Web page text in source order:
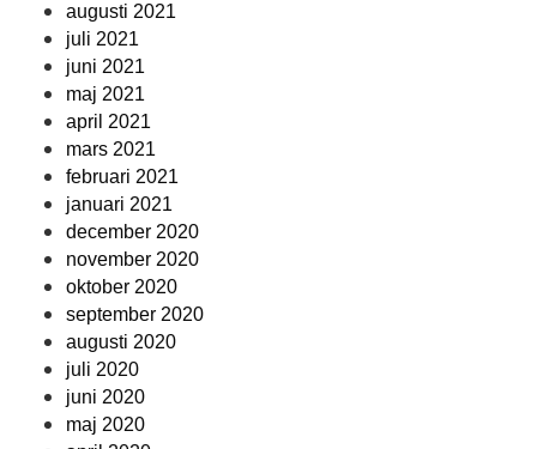
augusti 2021
juli 2021
juni 2021
maj 2021
april 2021
mars 2021
februari 2021
januari 2021
december 2020
november 2020
oktober 2020
september 2020
augusti 2020
juli 2020
juni 2020
maj 2020